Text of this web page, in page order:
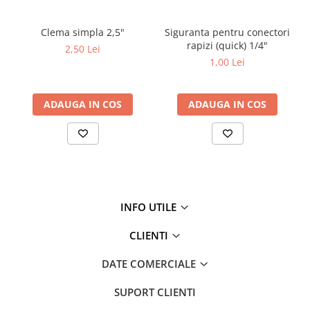
Clema simpla 2,5"
2,50 Lei
ADAUGA IN COS
Siguranta pentru conectori
rapizi (quick) 1/4"
1,00 Lei
ADAUGA IN COS
INFO UTILE
CLIENTI
DATE COMERCIALE
SUPORT CLIENTI